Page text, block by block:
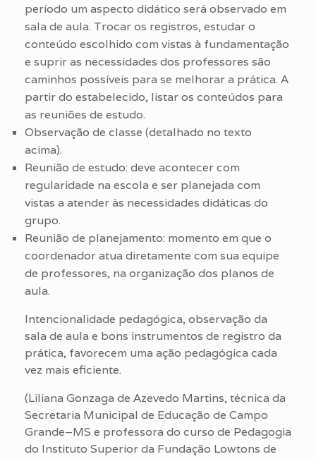
período um aspecto didático será observado em
sala de aula. Trocar os registros, estudar o
conteúdo escolhido com vistas à fundamentação
e suprir as necessidades dos professores são
caminhos possíveis para se melhorar a prática. A
partir do estabelecido, listar os conteúdos para
as reuniões de estudo.
Observação de classe (detalhado no texto
acima).
Reunião de estudo: deve acontecer com
regularidade na escola e ser planejada com
vistas a atender às necessidades didáticas do
grupo.
Reunião de planejamento: momento em que o
coordenador atua diretamente com sua equipe
de professores, na organização dos planos de
aula.
Intencionalidade pedagógica, observação da
sala de aula e bons instrumentos de registro da
prática, favorecem uma ação pedagógica cada
vez mais eficiente.
(Liliana Gonzaga de Azevedo Martins, técnica da
Secretaria Municipal de Educação de Campo
Grande–MS e professora do curso de Pedagogia
do Instituto Superior da Fundação Lowtons de